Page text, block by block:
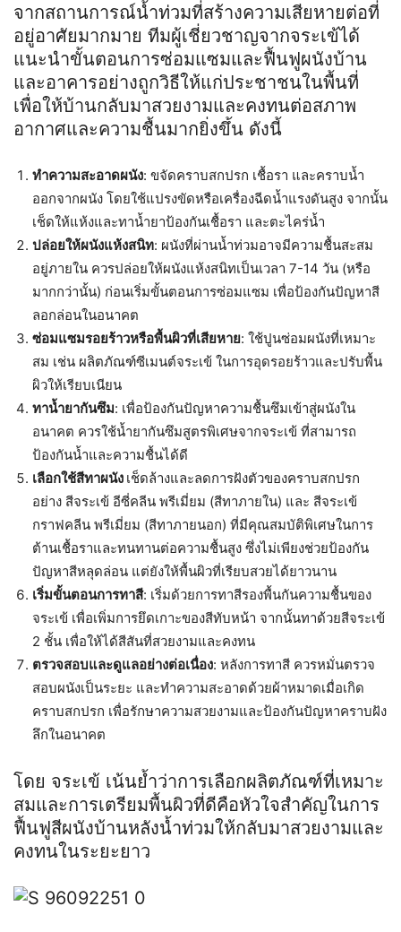
จากสถานการณ์น้ำท่วมที่สร้างความเสียหายต่อที่
อยู่อาศัยมากมาย ทีมผู้เชี่ยวชาญจากจระเข้ได้
แนะนำขั้นตอนการซ่อมแซมและฟื้นฟูผนังบ้าน
และอาคารอย่างถูกวิธีให้แก่ประชาชนในพื้นที่
เพื่อให้บ้านกลับมาสวยงามและคงทนต่อสภาพ
อากาศและความชื้นมากยิ่งขึ้น ดังนี้
ทำความสะอาดผนัง: ขจัดคราบสกปรก เชื้อรา และคราบน้ำ
ออกจากผนัง โดยใช้แปรงขัดหรือเครื่องฉีดน้ำแรงดันสูง จากนั้น
เช็ดให้แห้งและทาน้ำยาป้องกันเชื้อรา และตะไคร่น้ำ
ปล่อยให้ผนังแห้งสนิท: ผนังที่ผ่านน้ำท่วมอาจมีความชื้นสะสม
อยู่ภายใน ควรปล่อยให้ผนังแห้งสนิทเป็นเวลา 7-14 วัน (หรือ
มากกว่านั้น) ก่อนเริ่มขั้นตอนการซ่อมแซม เพื่อป้องกันปัญหาสี
ลอกล่อนในอนาคต
ซ่อมแซมรอยร้าวหรือพื้นผิวที่เสียหาย: ใช้ปูนซ่อมผนังที่เหมาะ
สม เช่น ผลิตภัณฑ์ซีเมนต์จระเข้ ในการอุดรอยร้าวและปรับพื้น
ผิวให้เรียบเนียน
ทาน้ำยากันซึม: เพื่อป้องกันปัญหาความชื้นซึมเข้าสู่ผนังใน
อนาคต ควรใช้น้ำยากันซึมสูตรพิเศษจากจระเข้ ที่สามารถ
ป้องกันน้ำและความชื้นได้ดี
เลือกใช้สีทาผนัง เช็ดล้างและลดการฝังตัวของคราบสกปรก
อย่าง สีจระเข้ อีซี่คลีน พรีเมี่ยม (สีทาภายใน) และ สีจระเข้
กราฟคลีน พรีเมี่ยม (สีทาภายนอก) ที่มีคุณสมบัติพิเศษในการ
ต้านเชื้อราและทนทานต่อความชื้นสูง ซึ่งไม่เพียงช่วยป้องกัน
ปัญหาสีหลุดล่อน แต่ยังให้พื้นผิวที่เรียบสวยได้ยาวนาน
เริ่มขั้นตอนการทาสี: เริ่มด้วยการทาสีรองพื้นกันความชื้นของ
จระเข้ เพื่อเพิ่มการยึดเกาะของสีทับหน้า จากนั้นทาด้วยสีจระเข้
2 ชั้น เพื่อให้ได้สีสันที่สวยงามและคงทน
ตรวจสอบและดูแลอย่างต่อเนื่อง: หลังการทาสี ควรหมั่นตรวจ
สอบผนังเป็นระยะ และทำความสะอาดด้วยผ้าหมาดเมื่อเกิด
คราบสกปรก เพื่อรักษาความสวยงามและป้องกันปัญหาคราบฝัง
ลึกในอนาคต
โดย จระเข้ เน้นย้ำว่าการเลือกผลิตภัณฑ์ที่เหมาะ
สมและการเตรียมพื้นผิวที่ดีคือหัวใจสำคัญในการ
ฟื้นฟูสีผนังบ้านหลังน้ำท่วมให้กลับมาสวยงามและ
คงทนในระยะยาว